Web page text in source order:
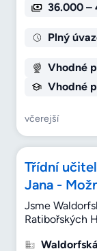
36.000 –
Plný
Vhodné
Vhodné
včerejší
Třídní
Jana -
Jsme
Ratibořských